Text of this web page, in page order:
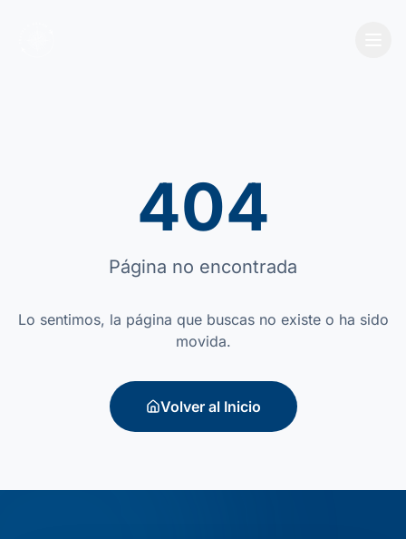
404
Página no encontrada
Lo sentimos, la página que buscas no existe o ha sido
movida.
Volver al Inicio